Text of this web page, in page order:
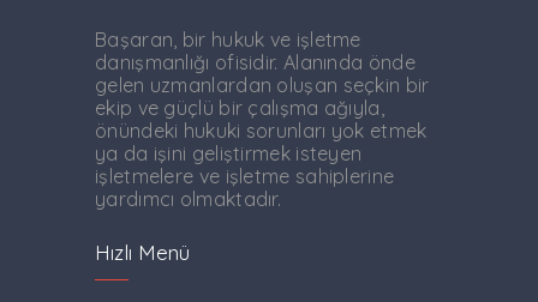
Başaran, bir hukuk ve işletme
danışmanlığı ofisidir. Alanında önde
gelen uzmanlardan oluşan seçkin bir
ekip ve güçlü bir çalışma ağıyla,
önündeki hukuki sorunları yok etmek
ya da işini geliştirmek isteyen
işletmelere ve işletme sahiplerine
yardımcı olmaktadır.
Hızlı Menü